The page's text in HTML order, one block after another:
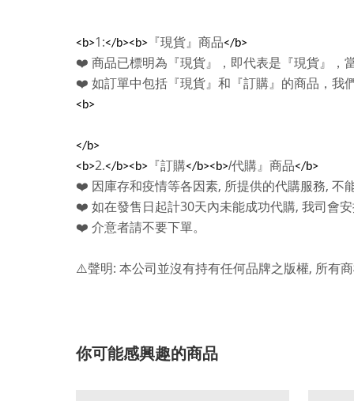
<b>1:</b><b> 『現貨』商品</b>
❤️ 商品已標明為『現貨』，即代表是『現貨』，
❤️ 如訂單中包括『現貨』和『訂購』的商品，我
<b>
</b>
<b>2.</b><b> 『訂購</b><b>/代購』商品</b>
❤️ 因庫存和疫情等各因素, 所提供的代購服務, 不
❤️ 如在發售日起計30天內未能成功代購, 我司會
❤️ 介意者請不要下單。
⚠️聲明: 本公司並沒有持有任何品牌之版權, 所有
你可能感興趣的商品